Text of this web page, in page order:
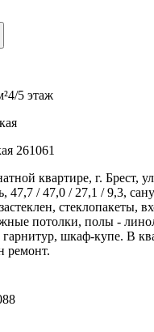
4/5 этаж
261061
квартире, г. Брест,
47,7 / 47,0 / 27,1 / 9,3,
стеклопакеты,
потолки, полы -
шкаф-купе. В
ремонт.